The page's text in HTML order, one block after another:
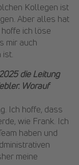
Kollegen ist
Aber alles hat
ich löse
mir auch
ist.
die Leitung
Worauf
Ich hoffe, dass
wie Frank. Ich
haben und
meine